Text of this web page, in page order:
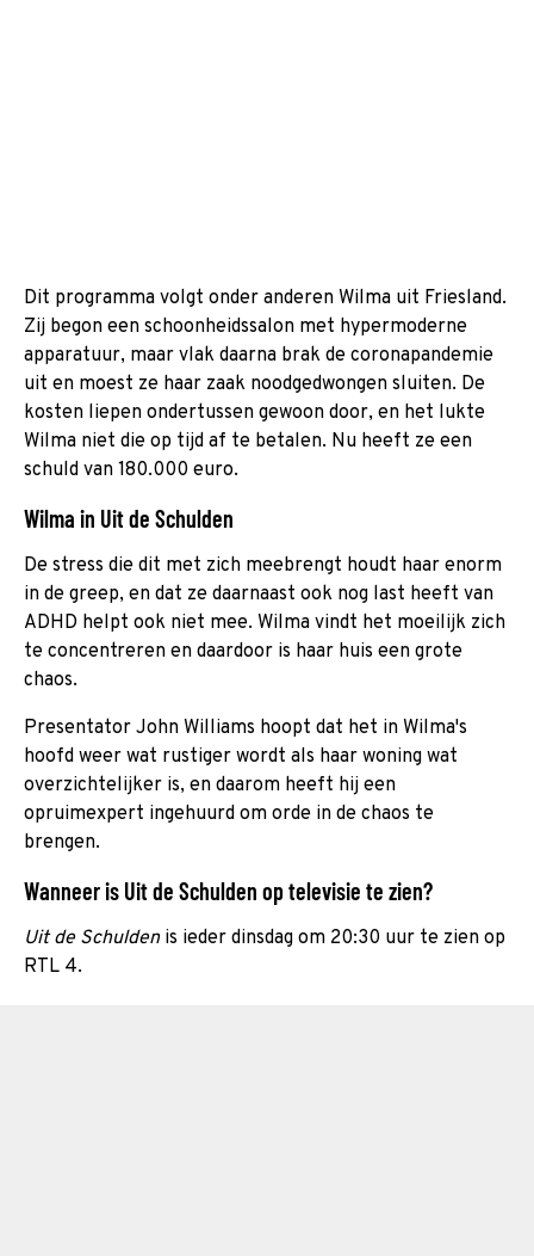
Dit programma volgt onder anderen Wilma uit Friesland.
Zij begon een schoonheidssalon met hypermoderne
apparatuur, maar vlak daarna brak de coronapandemie
uit en moest ze haar zaak noodgedwongen sluiten. De
kosten liepen ondertussen gewoon door, en het lukte
Wilma niet die op tijd af te betalen. Nu heeft ze een
schuld van 180.000 euro.
Wilma in Uit de Schulden
De stress die dit met zich meebrengt houdt haar enorm
in de greep, en dat ze daarnaast ook nog last heeft van
ADHD helpt ook niet mee. Wilma vindt het moeilijk zich
te concentreren en daardoor is haar huis een grote
chaos.
Presentator John Williams hoopt dat het in Wilma's
hoofd weer wat rustiger wordt als haar woning wat
overzichtelijker is, en daarom heeft hij een
opruimexpert ingehuurd om orde in de chaos te
brengen.
Wanneer is Uit de Schulden op televisie te zien?
Uit de Schuldenis ieder dinsdag om 20:30 uur te zien op
RTL 4.